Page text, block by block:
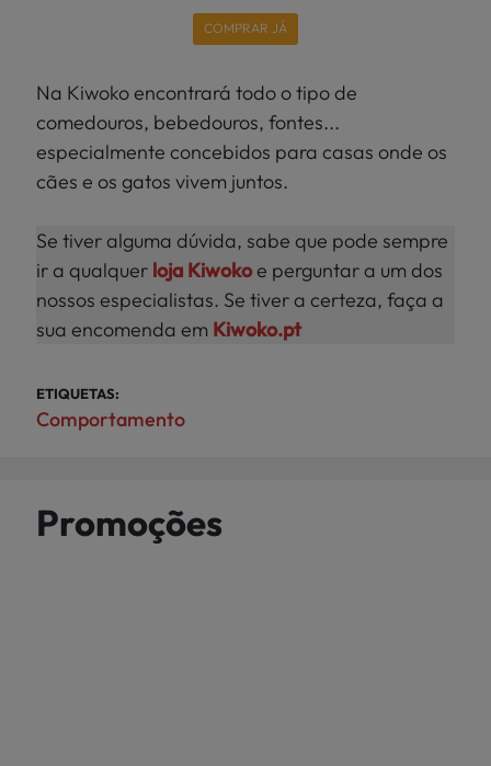
COMPRAR JÁ
Na Kiwoko encontrará todo o tipo de
comedouros, bebedouros, fontes...
especialmente concebidos para casas onde os
cães e os gatos vivem juntos.
Se tiver alguma dúvida, sabe que pode sempre
ir a qualquer loja Kiwokoe perguntar a um dos
nossos especialistas. Se tiver a certeza, faça a
sua encomenda em Kiwoko.pt
ETIQUETAS:
Comportamento
Promoções